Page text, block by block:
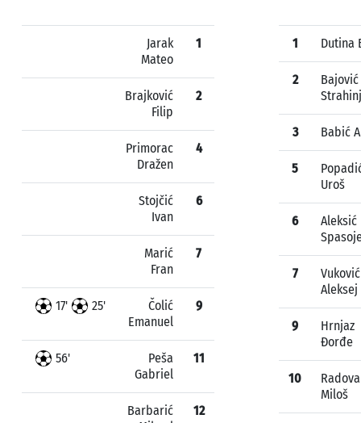
Jarak
Mateo
1
Brajković
Filip
2
Primorac
Dražen
4
Stojčić
Ivan
6
Marić
Fran
7
17' 25'
Čolić
Emanuel
9
56'
Peša
Gabriel
11
Barbarić
12
1 Dutina
2
Bajović
3 Babić
5
Uroš
6
Aleksić
7
Vuković
Aleksej
9
Hrnjaz
Đorđe
10
Miloš